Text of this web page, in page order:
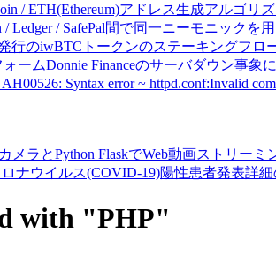
/ ETH(Ethereum)アドレス生成アルゴリ
/ Ledger / SafePal間で同一ニーモニック
発行のiwBTCトークンのステーキングフロ
ームDonnie Financeのサーバダウン事象
Syntax error ~ httpd.conf:Invalid
メラとPython FlaskでWeb動画ストリーミ
ナウイルス(COVID-19)陽性患者発表詳
with "PHP"